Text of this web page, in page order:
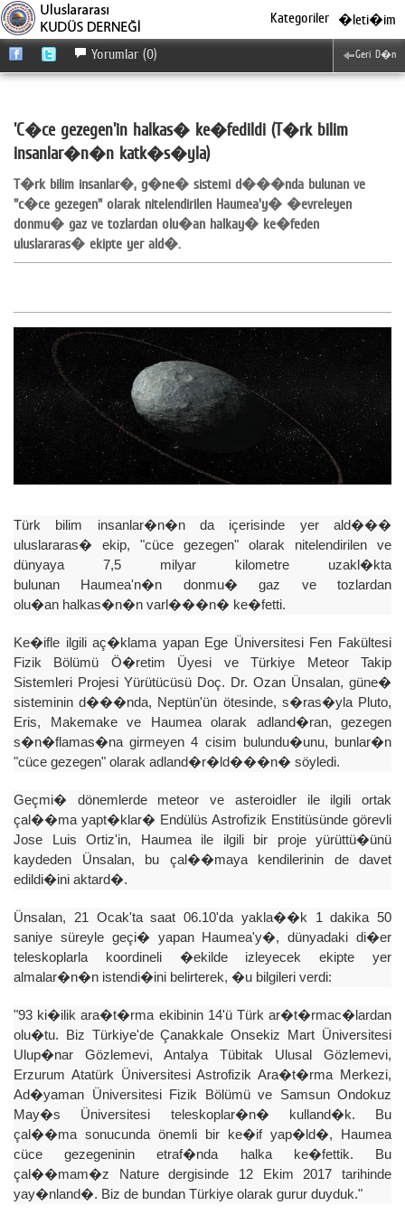
�leti�im
Kategoriler
'C�ce gezegen'in halkas� ke�fedildi (T�rk bilim
insanlar�n�n katk�s�yla)
T�rk bilim insanlar�, g�ne� sistemi d���nda bulunan ve
"c�ce gezegen" olarak nitelendirilen Haumea'y� �evreleyen
donmu� gaz ve tozlardan olu�an halkay� ke�feden
uluslararas� ekipte yer ald�.
Türk bilim insanlar�n�n da içerisinde yer ald���
uluslararas� ekip, "cüce gezegen" olarak nitelendirilen ve
dünyaya 7,5 milyar kilometre uzakl�kta
bulunan Haumea'n�n donmu� gaz ve tozlardan
olu�an halkas�n�n varl���n� ke�fetti.
Ke�ifle ilgili aç�klama yapan Ege Üniversitesi Fen Fakültesi
Fizik Bölümü Ö�retim Üyesi ve Türkiye Meteor Takip
Sistemleri Projesi Yürütücüsü Doç. Dr. Ozan Ünsalan, güne�
sisteminin d���nda, Neptün'ün ötesinde, s�ras�yla Pluto,
Eris, Makemake ve Haumea olarak adland�ran, gezegen
s�n�flamas�na girmeyen 4 cisim bulundu�unu, bunlar�n
"cüce gezegen" olarak adland�r�ld���n� söyledi.
Geçmi� dönemlerde meteor ve asteroidler ile ilgili ortak
çal��ma yapt�klar� Endülüs Astrofizik Enstitüsünde görevli
Jose Luis Ortiz'in, Haumea ile ilgili bir proje yürüttü�ünü
kaydeden Ünsalan, bu çal��maya kendilerinin de davet
edildi�ini aktard�.
Ünsalan, 21 Ocak'ta saat 06.10'da yakla��k 1 dakika 50
saniye süreyle geçi� yapan Haumea'y�, dünyadaki di�er
teleskoplarla koordineli �ekilde izleyecek ekipte yer
almalar�n�n istendi�ini belirterek, �u bilgileri verdi:
"93 ki�ilik ara�t�rma ekibinin 14'ü Türk ar�t�rmac�lardan
olu�tu. Biz Türkiye'de Çanakkale Onsekiz Mart Üniversitesi
Ulup�nar Gözlemevi, Antalya Tübitak Ulusal Gözlemevi,
Erzurum Atatürk Üniversitesi Astrofizik Ara�t�rma Merkezi,
Ad�yaman Üniversitesi Fizik Bölümü ve Samsun Ondokuz
May�s Üniversitesi teleskoplar�n� kulland�k. Bu
çal��ma sonucunda önemli bir ke�if yap�ld�, Haumea
cüce gezegeninin etraf�nda halka ke�fettik. Bu
çal��mam�z Nature dergisinde 12 Ekim 2017 tarihinde
yay�nland�. Biz de bundan Türkiye olarak gurur duyduk."
Geri D�n
Yorumlar (0)